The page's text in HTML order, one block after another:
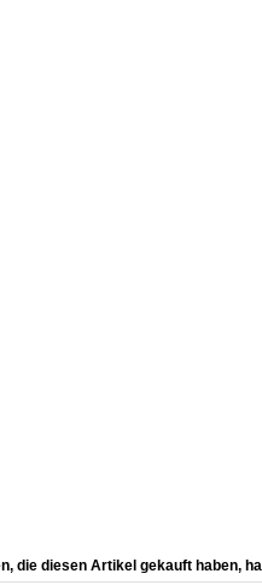
die diesen Artikel gekauft haben,